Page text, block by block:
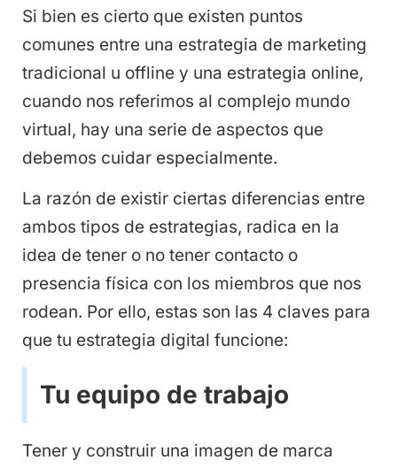
Si bien es cierto que existen puntos
comunes entre una estrategia de marketing
tradicional u offline y una estrategia online,
cuando nos referimos al complejo mundo
virtual, hay una serie de aspectos que
debemos cuidar especialmente.
La razón de existir ciertas diferencias entre
ambos tipos de estrategias, radica en la
idea de tener o no tener contacto o
presencia física con los miembros que nos
rodean. Por ello, estas son las 4 claves para
que tu estrategia digital funcione:
Tu equipo de trabajo
Tener y construir una imagen de marca